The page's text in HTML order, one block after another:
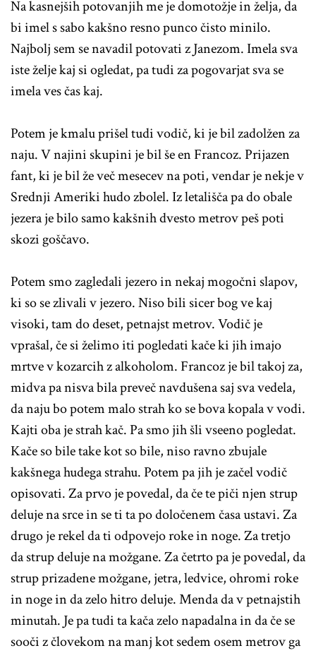
Na kasnejših potovanjih me je domotožje in želja, da
bi imel s sabo kakšno resno punco čisto minilo.
Najbolj sem se navadil potovati z Janezom. Imela sva
iste želje kaj si ogledat, pa tudi za pogovarjat sva se
imela ves čas kaj.
Potem je kmalu prišel tudi vodič, ki je bil zadolžen za
naju. V najini skupini je bil še en Francoz. Prijazen
fant, ki je bil že več mesecev na poti, vendar je nekje v
Srednji Ameriki hudo zbolel. Iz letališča pa do obale
jezera je bilo samo kakšnih dvesto metrov peš poti
skozi goščavo.
Potem smo zagledali jezero in nekaj mogočni slapov,
ki so se zlivali v jezero. Niso bili sicer bog ve kaj
visoki, tam do deset, petnajst metrov. Vodič je
vprašal, če si želimo iti pogledati kače ki jih imajo
mrtve v kozarcih z alkoholom. Francoz je bil takoj za,
midva pa nisva bila preveč navdušena saj sva vedela,
da naju bo potem malo strah ko se bova kopala v vodi.
Kajti oba je strah kač. Pa smo jih šli vseeno pogledat.
Kače so bile take kot so bile, niso ravno zbujale
kakšnega hudega strahu. Potem pa jih je začel vodič
opisovati. Za prvo je povedal, da če te piči njen strup
deluje na srce in se ti ta po določenem časa ustavi. Za
drugo je rekel da ti odpovejo roke in noge. Za tretjo
da strup deluje na možgane. Za četrto pa je povedal, da
strup prizadene možgane, jetra, ledvice, ohromi roke
in noge in da zelo hitro deluje. Menda da v petnajstih
minutah. Je pa tudi ta kača zelo napadalna in da če se
sooči z človekom na manj kot sedem osem metrov ga